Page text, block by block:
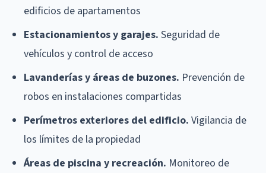
edificios de apartamentos
Estacionamientos y garajes. Seguridad de
vehículos y control de acceso
Lavanderías y áreas de buzones. Prevención de
robos en instalaciones compartidas
Perímetros exteriores del edificio. Vigilancia de
los límites de la propiedad
Áreas de piscina y recreación. Monitoreo de